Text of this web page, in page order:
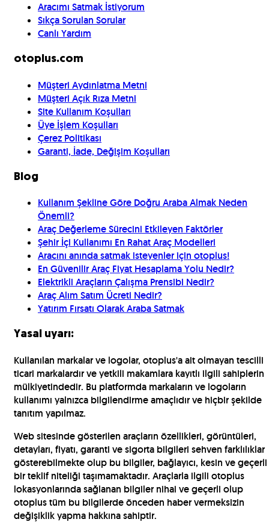
Aracımı Satmak İstiyorum
Sıkça Sorulan Sorular
Canlı Yardım
otoplus.com
Müşteri Aydınlatma Metni
Müşteri Açık Rıza Metni
Site Kullanım Koşulları
Üye İşlem Koşulları
Çerez Politikası
Garanti, İade, Değişim Koşulları
Blog
Kullanım Şekline Göre Doğru Araba Almak Neden
Önemli?
Araç Değerleme Sürecini Etkileyen Faktörler
Şehir İçi Kullanımı En Rahat Araç Modelleri
Aracını anında satmak isteyenler için otoplus!
En Güvenilir Araç Fiyat Hesaplama Yolu Nedir?
Elektrikli Araçların Çalışma Prensibi Nedir?
Araç Alım Satım Ücreti Nedir?
Yatırım Fırsatı Olarak Araba Satmak
Yasal uyarı:
Kullanılan markalar ve logolar, otoplus'a ait olmayan tescilli
ticari markalardır ve yetkili makamlara kayıtlı ilgili sahiplerin
mülkiyetindedir. Bu platformda markaların ve logoların
kullanımı yalnızca bilgilendirme amaçlıdır ve hiçbir şekilde
tanıtım yapılmaz.
Web sitesinde gösterilen araçların özellikleri, görüntüleri,
detayları, fiyatı, garanti ve sigorta bilgileri sehven farklılıklar
gösterebilmekte olup bu bilgiler, bağlayıcı, kesin ve geçerli
bir teklif niteliği taşımamaktadır. Araçlarla ilgili otoplus
lokasyonlarında sağlanan bilgiler nihai ve geçerli olup
otoplus tüm bu bilgilerde önceden haber vermeksizin
değişiklik yapma hakkına sahiptir.